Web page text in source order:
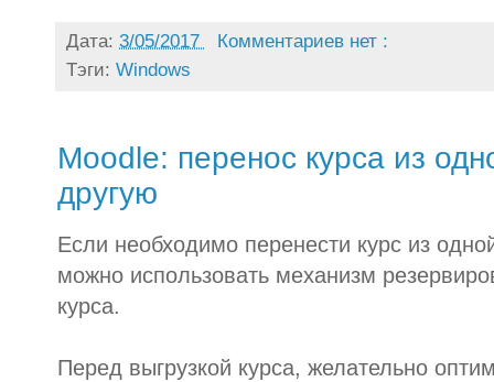
Дата: 3/05/2017
Комментариев нет :
Тэги: Windows
Moodle: перенос курса из
другую
Если необходимо перенести курс из
можно использовать механизм
курса.
Перед выгрузкой курса, желательно